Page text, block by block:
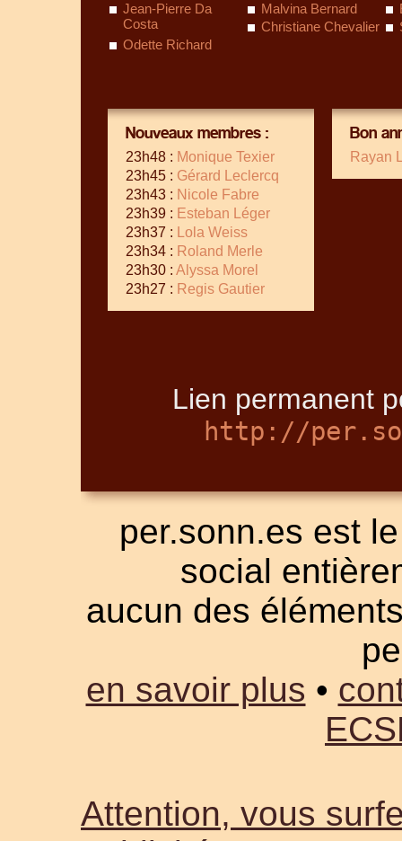
Jean-Pierre Da
Costa
Malvina Bernard
Christiane Chevalier
Odette Richard
Nouveaux membres :
23h48 : Monique Texier
23h45 : Gérard Leclercq
23h43 : Nicole Fabre
23h39 : Esteban Léger
23h37 :
Lola Weiss
23h34 : Roland Merle
23h30 : Alyssa Morel
23h27 : Regis Gautier
Bon
Rayan
Lien permanent
http://
per.sonn.es est
social
aucun des
en savoir plus •
Attention, vous